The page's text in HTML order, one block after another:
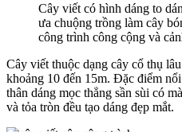
Cây viết có hình dáng to
ưa chuộng trồng làm cây
công trình công cộng và
Cây viết thuộc dạng cây cổ thụ
khoảng 10 đến 15m. Đặc điểm
thân dáng mọc thẳng sần sùi có
và tỏa tròn đều tạo dáng đẹp mắt.